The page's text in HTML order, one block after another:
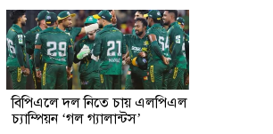
বিপিএলে দল নিতে চায় এলপিএল
চ্যাম্পিয়ন ‘গল গ্যালান্টস’